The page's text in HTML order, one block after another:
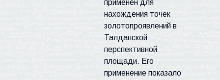
применен для
нахождения точек
золотопроявленийв
Талданской
перспективной
площади. Его
применение показало